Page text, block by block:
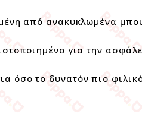
από ανακυκλωμένα
για την
όσο το δυνατόν πιο